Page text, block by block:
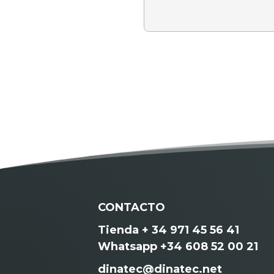
CONTACTO
Tienda + 34 971 45 56 41
Whatsapp +34 608 52 00 21
dinatec@dinatec.net